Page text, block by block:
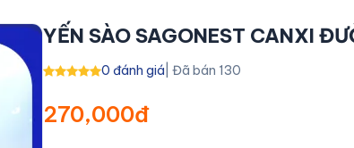
YẾN SÀO SAGONEST CANXI
0 đánh giá | Đã bán 130
270,000đ